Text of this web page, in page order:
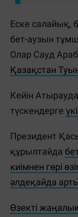
Еске салайық,
бет-аузын
Олар Сауд
Қазақстан
Кейін
түскендерге
Президент
құрылтайда
киімнен гөрі
әлдеқайда
Өзекті